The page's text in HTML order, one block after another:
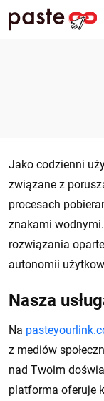
Jako codzienni
związane z
procesach
znakami
rozwiązania
autonomii
Nasza
Na
z mediów
nad Twoim
platforma oferuje